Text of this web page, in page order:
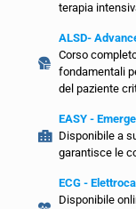
terapia
ALSD-
Corso
fondamentali
del paziente
EASY -
Disponibile a
garantisce le
ECG -
Disponibile